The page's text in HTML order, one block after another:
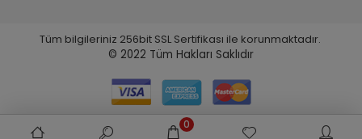
Tüm bilgileriniz 256bit SSL Sertifikası ile korunmaktadır.
© 2022 Tüm Hakları Saklıdır
0